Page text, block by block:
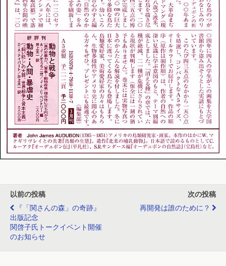
以前の投稿
『「関さんの森」の奇跡』
出版記念
関啓子氏トークイベント開催
のお知らせ
次の投稿
再開発は誰のために？